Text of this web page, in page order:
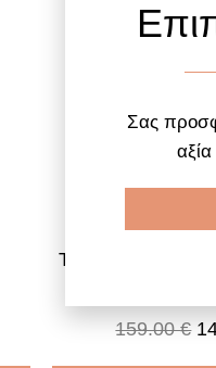
Tommy Hilfiger
159.00€
Σας